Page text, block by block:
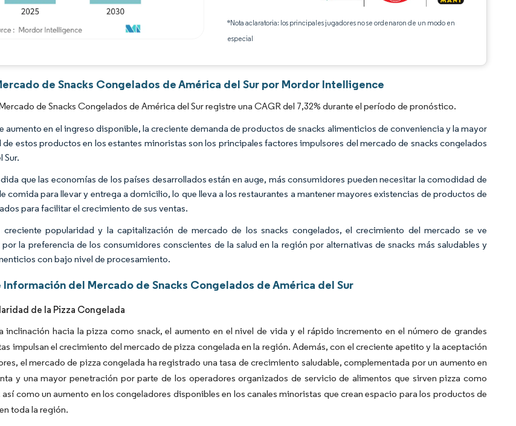
*Nota aclaratoria: los principales jugadores no se ordenaron de un modo en
especial
de Snacks Congelados de América del Sur por Mordor Intelligence
de Snacks Congelados de América del Sur registre una CAGR del 7,32% durante el período de pronóstico.
aumento en el ingreso disponible, la creciente demanda de productos de snacks alimenticios de conveniencia y la mayor
estos productos en los estantes minoristas son los principales factores impulsores del mercado de snacks congelados
Sur.
que las economías de los países desarrollados están en auge, más consumidores pueden necesitar la comodidad de
comida para llevar y entrega a domicilio, lo que lleva a los restaurantes a mantener mayores existencias de productos de
para facilitar el crecimiento de sus ventas.
popularidad y la capitalización de mercado de los snacks congelados, el crecimiento del mercado se ve
la preferencia de los consumidores conscientes de la salud en la región por alternativas de snacks más saludables y
con bajo nivel de procesamiento.
Información del Mercado de Snacks Congelados de América del Sur
de la Pizza Congelada
inclinación hacia la pizza como snack, el aumento en el nivel de vida y el rápido incremento en el número de grandes
impulsan el crecimiento del mercado de pizza congelada en la región. Además, con el creciente apetito y la aceptación
el mercado de pizza congelada ha registrado una tasa de crecimiento saludable, complementada por un aumento en
y una mayor penetración por parte de los operadores organizados de servicio de alimentos que sirven pizza como
así como un aumento en los congeladores disponibles en los canales minoristas que crean espacio para los productos de
toda la región.